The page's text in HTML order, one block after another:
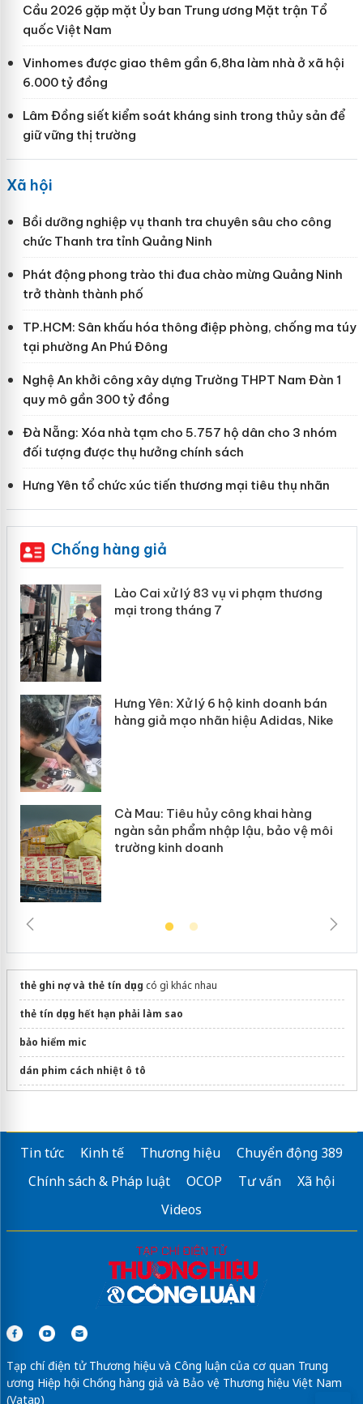
Cầu 2026 gặp mặt Ủy ban Trung ương Mặt trận Tổ
quốc Việt Nam
Vinhomes được giao thêm gần 6,8ha làm nhà ở xã hội
6.000 tỷ đồng
Lâm Đồng siết kiểm soát kháng sinh trong thủy sản để
giữ vững thị trường
Xã hội
Bồi dưỡng nghiệp vụ thanh tra chuyên sâu cho công
chức Thanh tra tỉnh Quảng Ninh
Phát động phong trào thi đua chào mừng Quảng Ninh
trở thành thành phố
TP.HCM: Sân khấu hóa thông điệp phòng, chống ma túy
tại phường An Phú Đông
Nghệ An khởi công xây dựng Trường THPT Nam Đàn 1
quy mô gần 300 tỷ đồng
Đà Nẵng: Xóa nhà tạm cho 5.757 hộ dân cho 3 nhóm
đối tượng được thụ hưởng chính sách
Hưng Yên tổ chức xúc tiến thương mại tiêu thụ nhãn
Chống hàng giả
Lào Cai xử lý 83 vụ vi phạm thương
mại trong tháng 7
Hưng Yên: Xử lý 6 hộ kinh doanh bán
hàng giả mạo nhãn hiệu Adidas, Nike
Cà Mau: Tiêu hủy công khai hàng
ngàn sản phẩm nhập lậu, bảo vệ môi
trường kinh doanh
thẻ ghi nợ và thẻ tín dụng có gì khác nhau
thẻ tín dụng hết hạn phải làm sao
bảo hiểm mic
dán phim cách nhiệt ô tô
Tin tức Kinh tế Thương hiệu
Chuyển động 389
Chính sách & Pháp luật
OCOP Tư vấn
Xã hội
Videos
Tạp chí điện tử Thương hiệu và Công luận của cơ quan Trung
ương Hiệp hội Chống hàng giả và Bảo vệ Thương hiệu Việt Nam
(Vatap)